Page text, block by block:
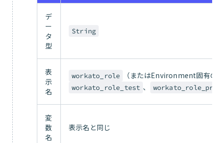
デ
ー
タ
型
String
表
示
名
workato_role （またはEnvironment固有の
workato_role_test 、
変
数
名
表示名と同じ